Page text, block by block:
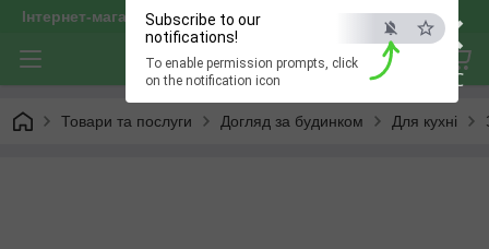
×
ESC
Subscribe to our
notifications!
To enable permission prompts, click
on the notification icon
Інтернет-магазин "optservis"
Товари та послуги Догляд за будинком Для кухні